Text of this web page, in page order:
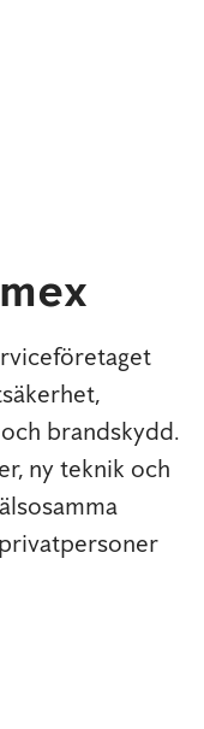
brandskydd.
ny teknik och